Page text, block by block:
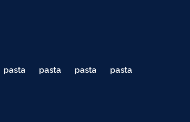
pasta
de
pasta
de
pasta
de
pasta
de